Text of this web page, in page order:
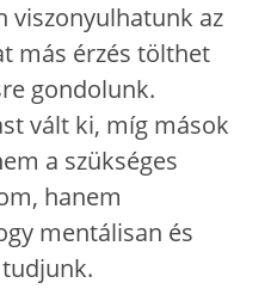
viszonyulhatunk az
más érzés tölthet
gondolunk.
vált ki, míg mások
a szükséges
hanem
mentálisan és